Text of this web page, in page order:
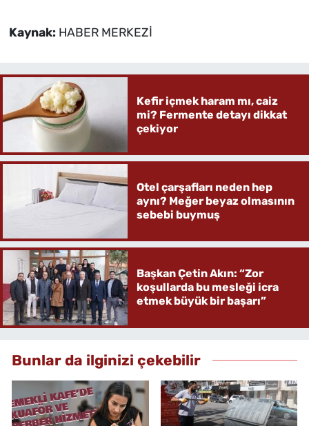
Kaynak: HABER MERKEZİ
Kefir içmek haram mı, caiz
mi? Fermente detayı dikkat
çekiyor
Otel çarşafları neden hep
aynı? Meğer beyaz olmasının
sebebi buymuş
Başkan Çetin Akın: “Zor
koşullarda bu mesleği icra
etmek büyük bir başarı”
Bunlar da ilginizi çekebilir